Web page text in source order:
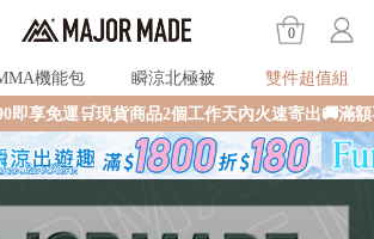
0
機能包 瞬涼北極被
雙件超值組
🛒現貨商品2個工作天內火速寄出🚚滿額再送限量